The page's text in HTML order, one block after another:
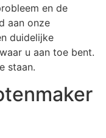
en de
aan onze
duidelijke
u aan toe bent.
staan.